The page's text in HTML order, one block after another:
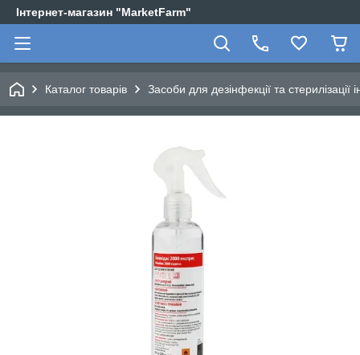
Інтернет-магазин "MarketFarm"
Каталог товарів Засоби для дезінфекції та стерилізації